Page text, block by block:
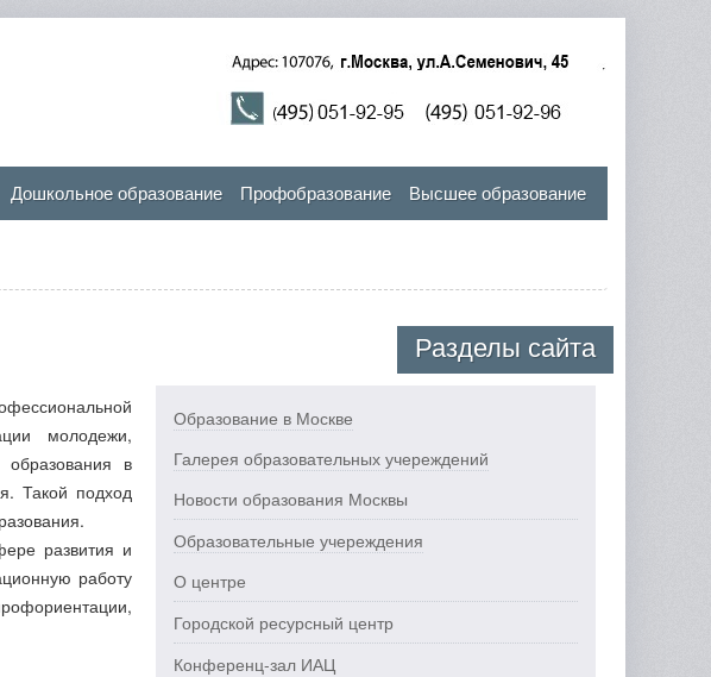
Дошкольное образование Профобразование Высшее образование
молодежи,
образования в
Такой подход
развития и
работу
Разделы сайта
Образование в Москве
Галерея образовательных учереждений
Новости образования Москвы
Образовательные учереждения
О центре
Городской ресурсный центр
Конференц-зал ИАЦ